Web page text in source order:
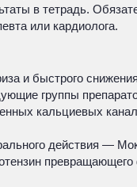
в тетрадь.
или кардиолога.
и быстрого
группы
кальциевых
действия —